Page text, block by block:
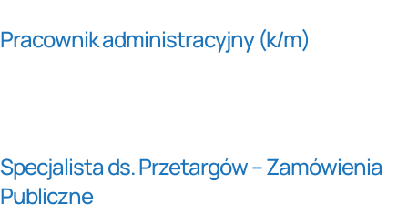
Pracownik administracyjny (k/m)
Specjalista ds. Przetargów – Zamówienia
Publiczne